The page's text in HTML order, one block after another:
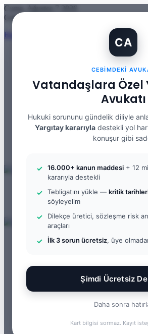
CA
CEBIMDEKI
Vatandaşlara Özel
Avukatı
Hukuki sorununu gündelik diliyle
Yargıtay kararıyla destekli yol
konuşur gibi
16.000+ kanun maddesi + 12
kararıyla destekli
Tebligatını yükle — kritik
söyleyelim
Dilekçe üretici, sözleşme risk
araçları
İlk 3 sorun ücretsiz, üye
Şimdi Ücretsiz
Daha sonra
Kart bilgisi sormaz. Kayıt
Cuma, Ağustos 7 2026
Güncel Makale
Banka Hesabımı Dolandırıcılara
WhatsApp
Kayıt
Rastgele
yap
...
Arama
ANASAYFA
Ceza Hukuku
Gayrimenkul Hukuku
Medeni Hukuku
Tazminat Hukuku
Hap Bilgi